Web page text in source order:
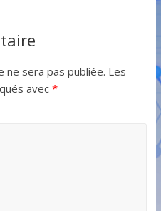
sera pas publiée. Les
avec *